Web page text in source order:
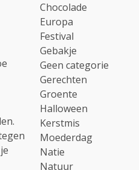
Chocolade
Europa
Festival
Gebakje
Geen categorie
Gerechten
Groente
Halloween
Kerstmis
Moederdag
Natie
Natuur